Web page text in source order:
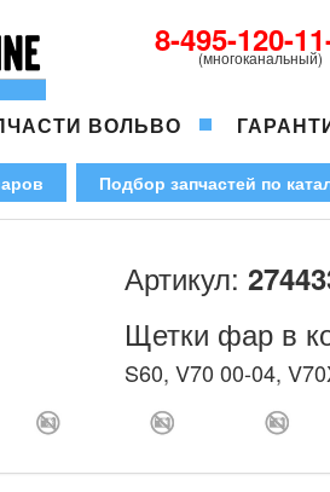
8-495-120-
(многоканальный)
ВОЛЬВО
Подбор запчастей по
Артикул:
Щетки фар в
S60, V70 00-04,